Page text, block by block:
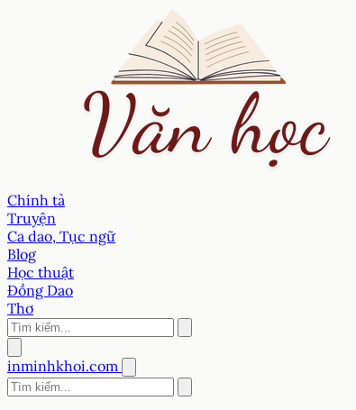
Chính tả
Truyện
Ca dao, Tục ngữ
Blog
Học thuật
Đồng Dao
Thơ
inminhkhoi.com